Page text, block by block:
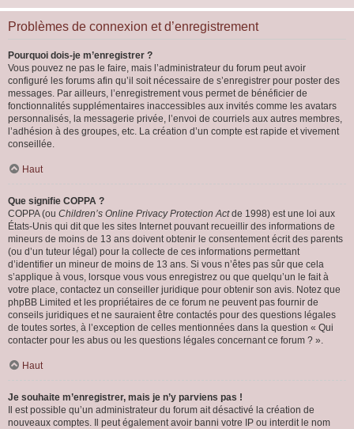
Problèmes de connexion et d’enregistrement
Pourquoi dois-je m’enregistrer ?
Vous pouvez ne pas le faire, mais l’administrateur du forum peut avoir
configuré les forums afin qu’il soit nécessaire de s’enregistrer pour poster des
messages. Par ailleurs, l’enregistrement vous permet de bénéficier de
fonctionnalités supplémentaires inaccessibles aux invités comme les avatars
personnalisés, la messagerie privée, l’envoi de courriels aux autres membres,
l’adhésion à des groupes, etc. La création d’un compte est rapide et vivement
conseillée.
Haut
Que signifie COPPA ?
COPPA (ou Children’s Online Privacy Protection Actde 1998) est une loi aux
États-Unis qui dit que les sites Internet pouvant recueillir des informations de
mineurs de moins de 13 ans doivent obtenir le consentement écrit des parents
(ou d’un tuteur légal) pour la collecte de ces informations permettant
d’identifier un mineur de moins de 13 ans. Si vous n’êtes pas sûr que cela
s’applique à vous, lorsque vous vous enregistrez ou que quelqu’un le fait à
votre place, contactez un conseiller juridique pour obtenir son avis. Notez que
phpBB Limited et les propriétaires de ce forum ne peuvent pas fournir de
conseils juridiques et ne sauraient être contactés pour des questions légales
de toutes sortes, à l’exception de celles mentionnées dans la question « Qui
contacter pour les abus ou les questions légales concernant ce forum ? ».
Haut
Je souhaite m’enregistrer, mais je n’y parviens pas !
Il est possible qu’un administrateur du forum ait désactivé la création de
nouveaux comptes. Il peut également avoir banni votre IP ou interdit le nom